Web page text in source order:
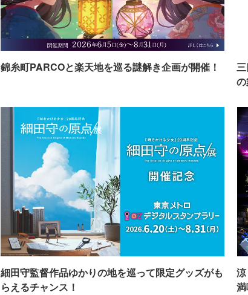
錦糸町PARCOと楽天地を巡る謎解き企画が開催！
細田守監督作品ゆかりの地を巡って限定グッズがも
らえるチャンス！